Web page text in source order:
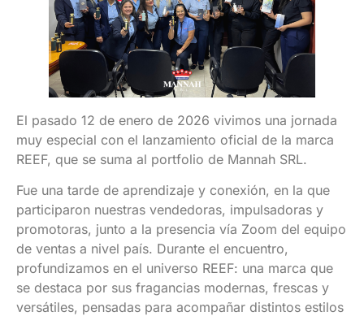
El pasado 12 de enero de 2026 vivimos una jornada
muy especial con el lanzamiento oficial de la marca
REEF, que se suma al portfolio de Mannah SRL.
Fue una tarde de aprendizaje y conexión, en la que
participaron nuestras vendedoras, impulsadoras y
promotoras, junto a la presencia vía Zoom del equipo
de ventas a nivel país. Durante el encuentro,
profundizamos en el universo REEF: una marca que
se destaca por sus fragancias modernas, frescas y
versátiles, pensadas para acompañar distintos estilos